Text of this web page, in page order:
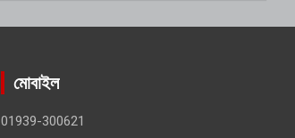
মোবাইল
01939-300621